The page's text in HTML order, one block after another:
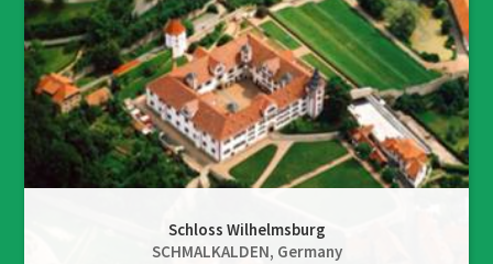
Schloss Wilhelmsburg
SCHMALKALDEN, Germany